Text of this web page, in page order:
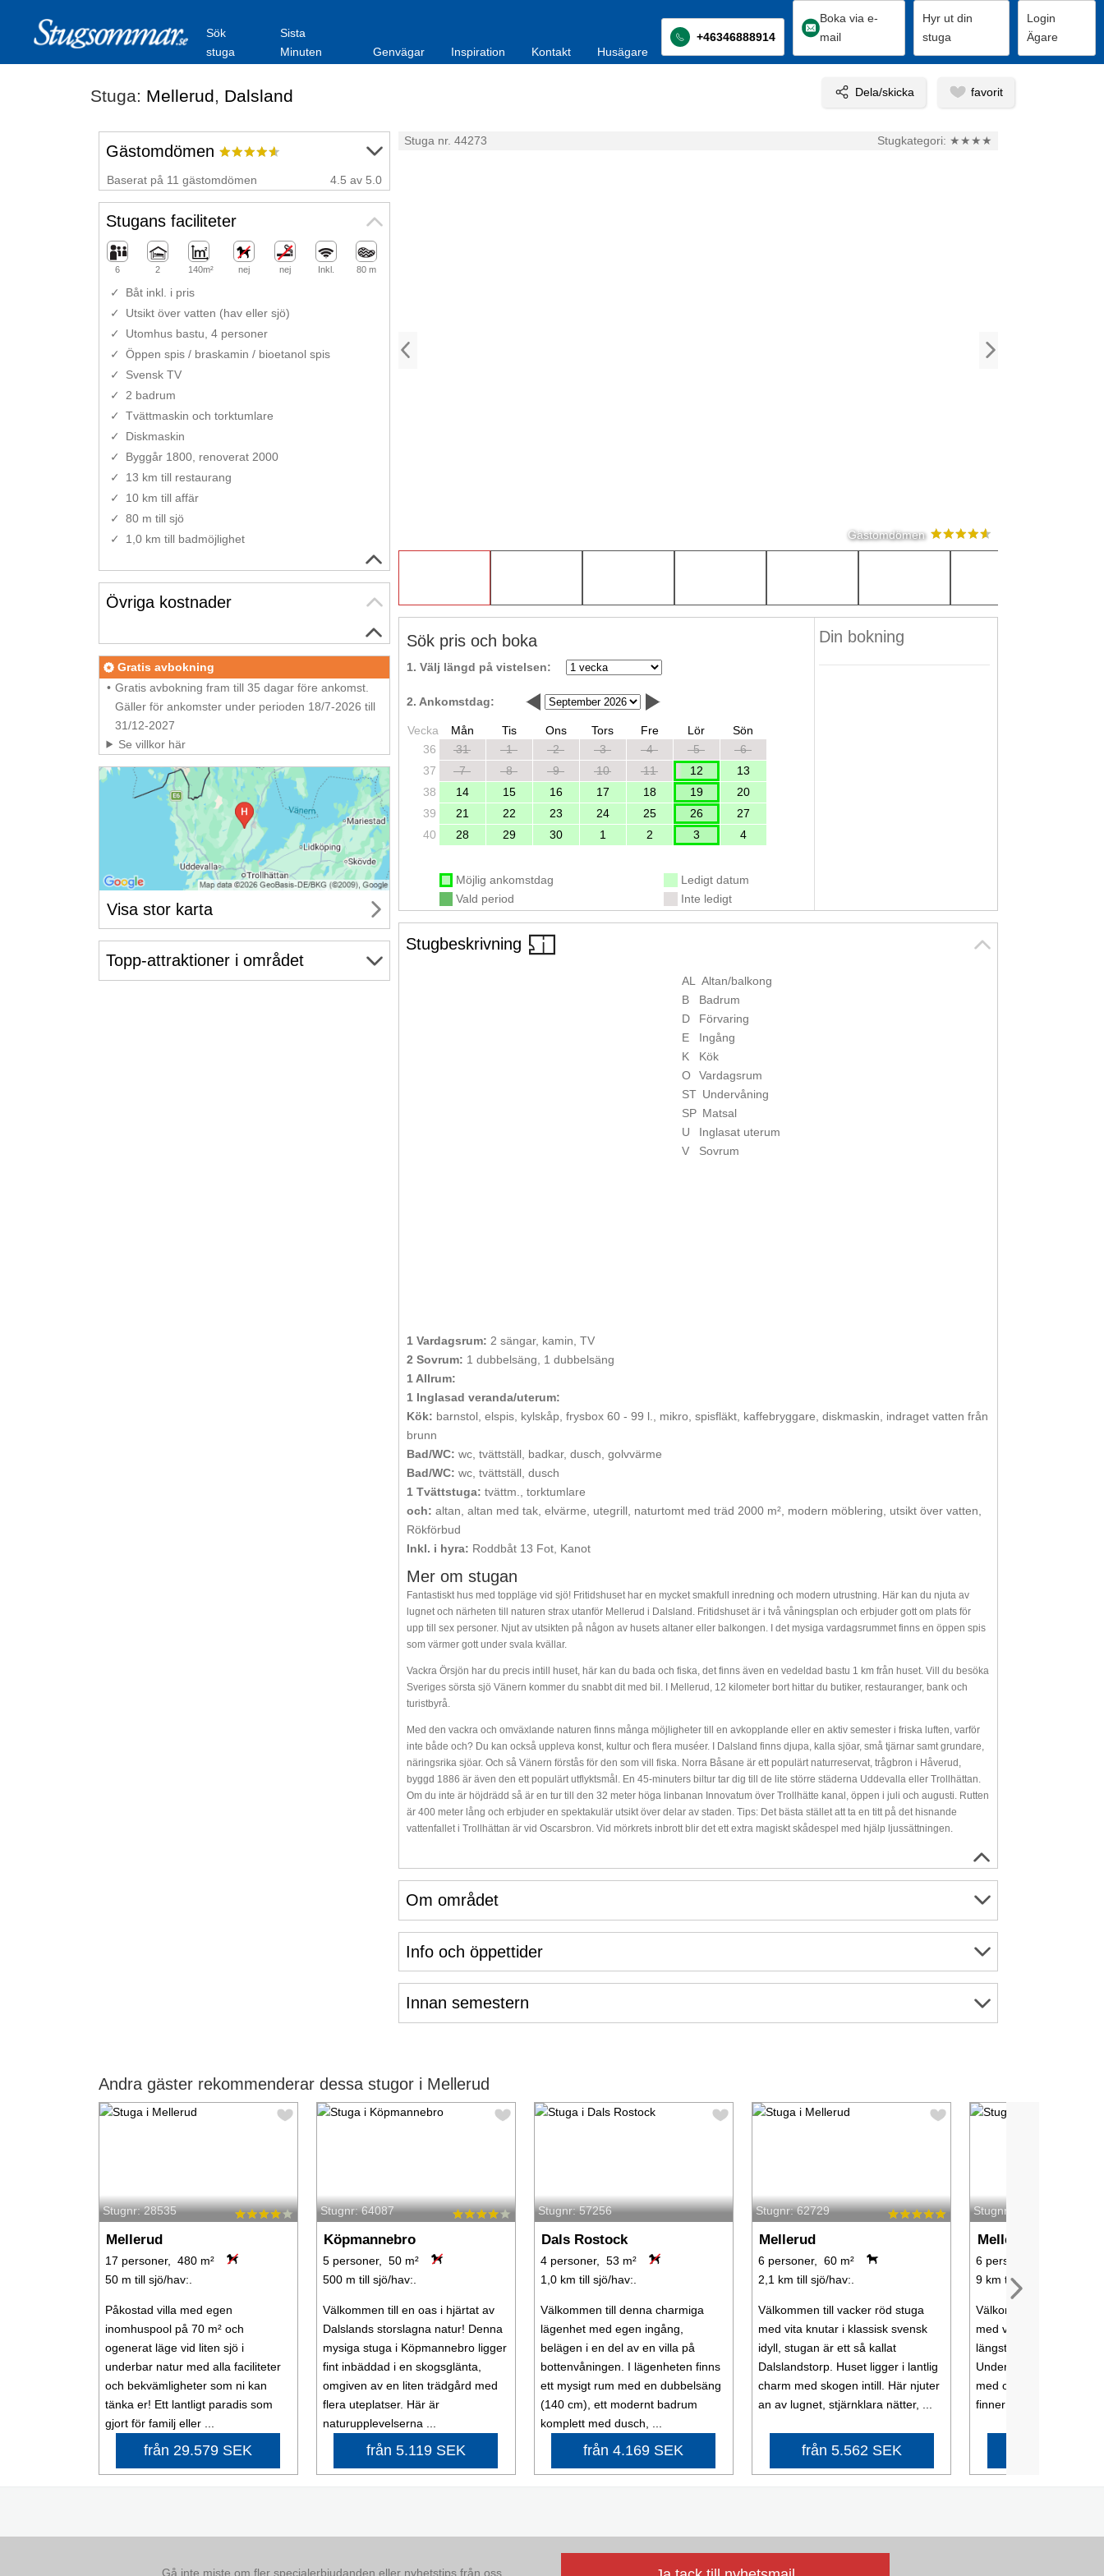
Sök
stuga
Sista
Minuten
Genvägar Inspiration Kontakt Husägare
+46346888914
Boka via e-
mail
Hyr ut din
stuga
Login
Ägare
Stuga: Mellerud, Dalsland
Stuga nr. 44273 Stugkategori: ★★★★
Gästomdömen
Sök pris och boka
1. Välj längd på vistelsen:
2. Ankomstdag:
Vecka Mån Tis Ons Tors Fre Lör
Sön
36
31 1 2 3 4 5
6
37
7 8 9 10 11 12
13
38
14 15 16 17 18 19
20
39
21 22 23 24 25 26
27
40
28 29 30 1 2 3 4
Möjlig ankomstdag
Vald period
Ledigt datum
Inte ledigt
Din bokning
Stugbeskrivning
AL
Altan/balkong
B
Badrum
D
Förvaring
E
Ingång
K
Kök
O
Vardagsrum
ST Undervåning
SP Matsal
U
Inglasat uterum
V
Sovrum
1 Vardagsrum: 2 sängar, kamin, TV
2 Sovrum: 1 dubbelsäng, 1 dubbelsäng
1 Allrum:
1 Inglasad veranda/uterum:
Kök: barnstol, elspis, kylskåp, frysbox 60 - 99 l., mikro, spisfläkt, kaffebryggare, diskmaskin, indraget vatten från
brunn
Bad/WC: wc, tvättställ, badkar, dusch, golvvärme
Bad/WC: wc, tvättställ, dusch
1 Tvättstuga: tvättm., torktumlare
och: altan, altan med tak, elvärme, utegrill, naturtomt med träd 2000 m², modern möblering, utsikt över vatten,
Rökförbud
Inkl. i hyra: Roddbåt 13 Fot, Kanot
Mer om stugan
Fantastiskt hus med toppläge vid sjö! Fritidshuset har en mycket smakfull inredning och modern utrustning. Här kan du njuta av
lugnet och närheten till naturen strax utanför Mellerud i Dalsland. Fritidshuset är i två våningsplan och erbjuder gott om plats för
upp till sex personer. Njut av utsikten på någon av husets altaner eller balkongen. I det mysiga vardagsrummet finns en öppen spis
som värmer gott under svala kvällar.
Vackra Örsjön har du precis intill huset, här kan du bada och fiska, det finns även en vedeldad bastu 1 km från huset. Vill du besöka
Sveriges sörsta sjö Vänern kommer du snabbt dit med bil. I Mellerud, 12 kilometer bort hittar du butiker, restauranger, bank och
turistbyrå.
Med den vackra och omväxlande naturen finns många möjligheter till en avkopplande eller en aktiv semester i friska luften, varför
inte både och? Du kan också uppleva konst, kultur och flera muséer. I Dalsland finns djupa, kalla sjöar, små tjärnar samt grundare,
näringsrika sjöar. Och så Vänern förstås för den som vill fiska. Norra Båsane är ett populärt naturreservat, trågbron i Håverud,
byggd 1886 är även den ett populärt utflyktsmål. En 45-minuters biltur tar dig till de lite större städerna Uddevalla eller Trollhättan.
Om du inte är höjdrädd så är en tur till den 32 meter höga linbanan Innovatum över Trollhätte kanal, öppen i juli och augusti. Rutten
är 400 meter lång och erbjuder en spektakulär utsikt över delar av staden. Tips: Det bästa stället att ta en titt på det hisnande
vattenfallet i Trollhättan är vid Oscarsbron. Vid mörkrets inbrott blir det ett extra magiskt skådespel med hjälp ljussättningen.
Om området
Info och öppettider
Innan semestern
Gästomdömen
Baserat på 11 gästomdömen 4.5 av 5.0
Stugans faciliteter
6 2 140m² nej nej Inkl. 80 m
Båt inkl. i pris
Utsikt över vatten (hav eller sjö)
Utomhus bastu, 4 personer
Öppen spis / braskamin / bioetanol spis
Svensk TV
2 badrum
Tvättmaskin och torktumlare
Diskmaskin
Byggår 1800, renoverat 2000
13 km till restaurang
10 km till affär
80 m till sjö
1,0 km till badmöjlighet
Övriga kostnader
Gratis avbokning
Gratis avbokning fram till 35 dagar före ankomst.
Gäller för ankomster under perioden 18/7-2026 till
31/12-2027
Se villkor här
Visa stor karta
Topp-attraktioner i området
Andra gäster rekommenderar dessa stugor i Mellerud
Stugnr: 28535
Mellerud
17 personer, 480 m²
50 m till sjö/hav:.
Påkostad villa med egen
inomhuspool på 70 m² och
ogenerat läge vid liten sjö i
underbar natur med alla faciliteter
och bekvämligheter som ni kan
tänka er! Ett lantligt paradis som
gjort för familj eller ...
från 29.579 SEK
Stugnr: 64087
Köpmannebro
5 personer, 50 m²
500 m till sjö/hav:.
Välkommen till en oas i hjärtat av
Dalslands storslagna natur! Denna
mysiga stuga i Köpmannebro ligger
fint inbäddad i en skogsglänta,
omgiven av en liten trädgård med
flera uteplatser. Här är
naturupplevelserna ...
från 5.119 SEK
Stugnr: 57256
Dals Rostock
4 personer, 53 m²
1,0 km till sjö/hav:.
Välkommen till denna charmiga
lägenhet med egen ingång,
belägen i en del av en villa på
bottenvåningen. I lägenheten finns
ett mysigt rum med en dubbelsäng
(140 cm), ett modernt badrum
komplett med dusch, ...
från 4.169 SEK
Stugnr: 62729
Mellerud
6 personer, 60 m²
2,1 km till sjö/hav:.
Välkommen till vacker röd stuga
med vita knutar i klassisk svensk
idyll, stugan är ett så kallat
Dalslandstorp. Huset ligger i lantlig
charm med skogen intill. Här njuter
an av lugnet, stjärnklara nätter, ...
från 5.562 SEK
Stugnr: 54537
Mellerud
6 personer, 80 m²
9 km till sjö/hav:.
Välkommen till vacker
med vita knutar med
längst med huset och
Underbar stillsam och
med otrolig vacker
finner man ro för kropp
Gå inte miste om fler specialerbjudanden eller nyhetstips från oss.